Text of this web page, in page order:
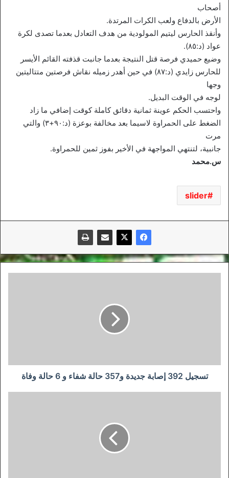
أصحاب
الأرض بالدفاع ولعب الكرات المرتدة.
وأنقذ الحارس ليتيم المولودية من هدف التعادل بعدما تصدى لكرة
عواد (د:٨٥).
وضيع حميدي فرصة قتل النتيجة بعدما جانبت قذفته القائم الأيسر
للحارس زايدي (د:٨٧) في حين أهدر زميله نقاش فرصتين متتاليتين
وجها
لوجه في الوقت البديل.
واحتسب الحكم عوينة ثمانية دقائق كاملة كوقت إضافي ما زاد
الضغط على الحمراوة لاسيما بعد مخالفة بوعزة (د:٩٠+٣) والتي
مرت
جانبية، لتنتهي المواجهة في الأخير بفوز ثمين للحمراوة.
س.محمد
slider
6
تسجيل 392 إصابة جديدة و357 حالة شفاء و 6 حالة وفاة